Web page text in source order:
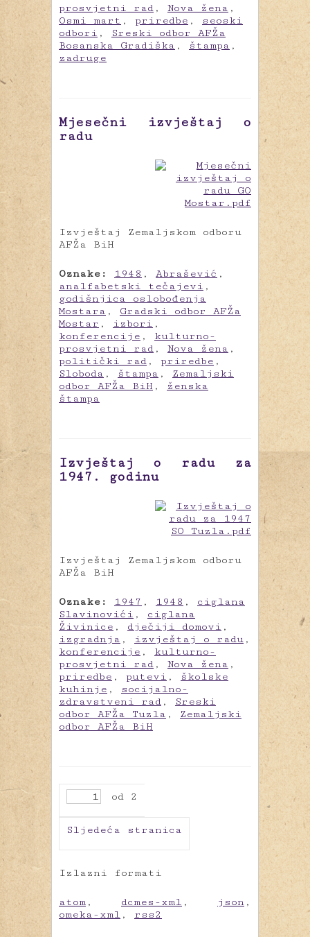
prosvjetni rad , Nova žena ,
Osmi mart , priredbe ,
seoski
odbori ,
Sreski odbor AFŽa
Bosanska Gradiška , štampa ,
zadruge
Mjesečni izvještaj o
radu
Izvještaj Zemaljskom odboru
AFŽa BiH
Oznake: 1948 , Abrašević ,
analfabetski tečajevi ,
godišnjica oslobođenja
Mostara , Gradski odbor AFŽa
Mostar , izbori ,
konferencije , kulturno-
prosvjetni rad , Nova žena ,
politički rad , priredbe ,
Sloboda , štampa , Zemaljski
odbor AFŽa BiH ,
ženska
štampa
Izvještaj o radu za
1947. godinu
Izvještaj Zemaljskom odboru
AFŽa BiH
Oznake: 1947 , 1948 , ciglana
Slavinovići , ciglana
Živinice , dječiji domovi ,
izgradnja , izvještaj o radu ,
konferencije , kulturno-
prosvjetni rad , Nova žena ,
priredbe , putevi ,
školske
kuhinje ,
socijalno-
zdravstveni rad ,
Sreski
odbor AFŽa Tuzla , Zemaljski
odbor AFŽa BiH
od 2
Sljedeća stranica
Izlazni formati
atom , dcmes-xml , json ,
omeka-xml , rss2